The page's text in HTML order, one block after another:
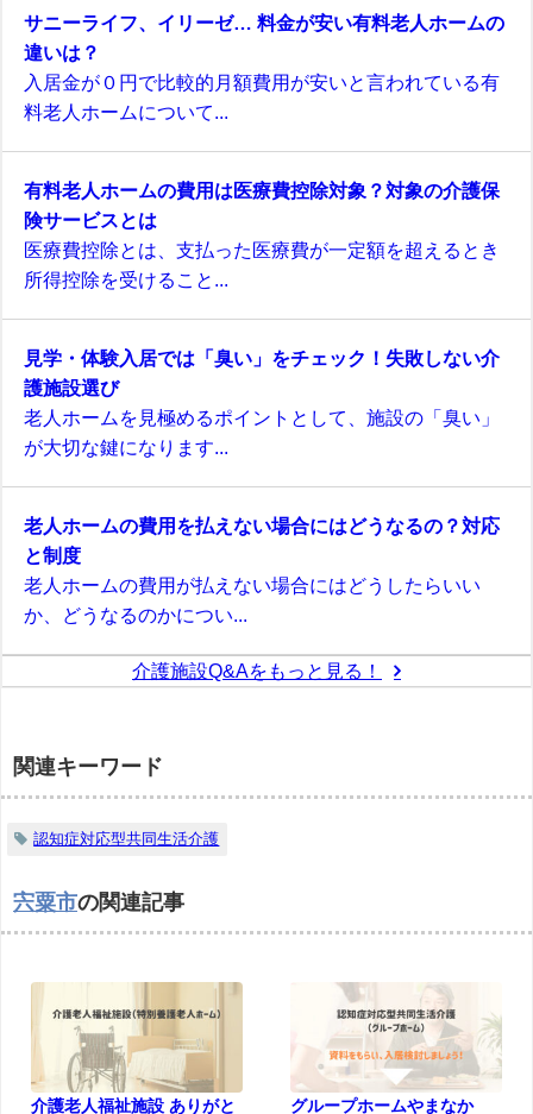
サニーライフ、イリーゼ… 料金が安い有料老人ホームの
違いは？
入居金が０円で比較的月額費用が安いと言われている有
料老人ホームについて...
有料老人ホームの費用は医療費控除対象？対象の介護保
険サービスとは
医療費控除とは、支払った医療費が一定額を超えるとき
所得控除を受けること...
見学・体験入居では「臭い」をチェック！失敗しない介
護施設選び
老人ホームを見極めるポイントとして、施設の「臭い」
が大切な鍵になります...
老人ホームの費用を払えない場合にはどうなるの？対応
と制度
老人ホームの費用が払えない場合にはどうしたらいい
か、どうなるのかについ...
介護施設Q&Aをもっと見る！
関連キーワード
認知症対応型共同生活介護
宍粟市の関連記事
介護老人福祉施設 ありがと グループホームやまなか